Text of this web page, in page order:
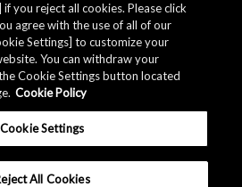
you reject all cookies. Please click
agree with the use of all of our
Settings] to customize your
You can withdraw your
Cookie Settings button located
Cookie Policy
Cookie Settings
All Cookies